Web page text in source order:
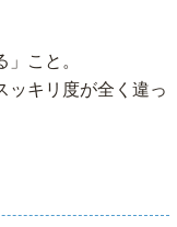
こと。
ッキリ度が全く違っ